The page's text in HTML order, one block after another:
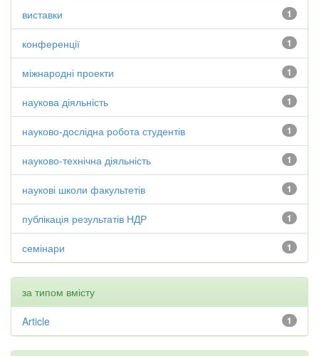
1
виставки
1
конференції
1
міжнародні проекти
1
наукова діяльність
1
науково-дослідна робота студентів
1
науково-технічна діяльність
1
наукові школи факультетів
1
публікація результатів НДР
1
семінари
за типом вмісту
1
Article